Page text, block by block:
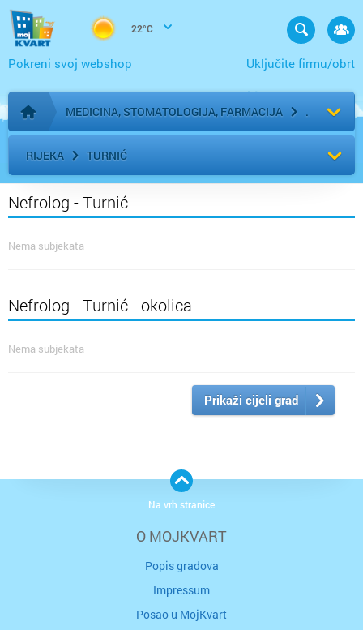
22°C
Uključite firmu/obrt
Pokreni svoj webshop
Početna stranica
MEDICINA, STOMATOLOGIJA, FARMACIJA
RIJEKA TURNIĆ
Nefrolog - Turnić
Nema subjekata
Nefrolog - Turnić - okolica
Nema subjekata
Prikaži cijeli grad
O MOJKVART
Popis gradova
Impressum
Posao u MojKvart
Na vrh stranice